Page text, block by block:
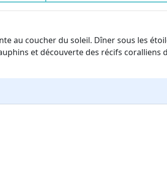
au coucher du soleil. Dîner sous les
et découverte des récifs coralliens